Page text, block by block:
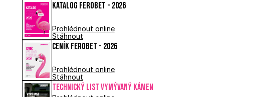
Katalog FEROBET - 2026
Prohlédnout online
Stáhnout
Ceník FEROBET - 2026
Prohlédnout online
Stáhnout
Technický list VYMÝVANÝ KÁMEN